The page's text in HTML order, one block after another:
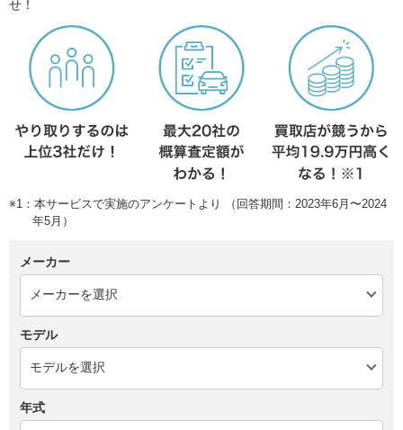
せ！
※1：本サービスで実施のアンケートより （回答期間：2023年6月〜2024
年5月）
メーカー
モデル
年式